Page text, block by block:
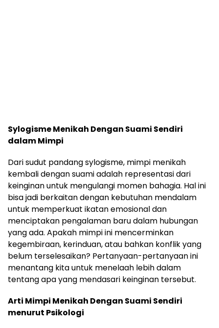
Sylogisme Menikah Dengan Suami Sendiri
dalam Mimpi
Dari sudut pandang sylogisme, mimpi menikah
kembali dengan suami adalah representasi dari
keinginan untuk mengulangi momen bahagia. Hal ini
bisa jadi berkaitan dengan kebutuhan mendalam
untuk memperkuat ikatan emosional dan
menciptakan pengalaman baru dalam hubungan
yang ada. Apakah mimpi ini mencerminkan
kegembiraan, kerinduan, atau bahkan konflik yang
belum terselesaikan? Pertanyaan-pertanyaan ini
menantang kita untuk menelaah lebih dalam
tentang apa yang mendasari keinginan tersebut.
Arti Mimpi Menikah Dengan Suami Sendiri
menurut Psikologi